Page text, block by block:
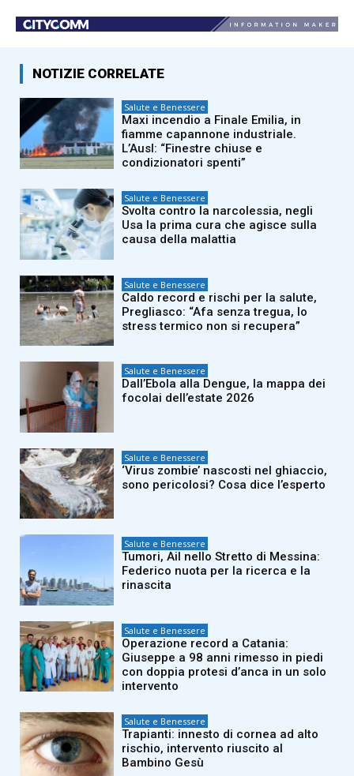
NOTIZIE CORRELATE
Salute e Benessere
Maxi incendio a Finale Emilia, in
fiamme capannone industriale.
L’Ausl: “Finestre chiuse e
condizionatori spenti”
Salute e Benessere
Svolta contro la narcolessia, negli
Usa la prima cura che agisce sulla
causa della malattia
Salute e Benessere
Caldo record e rischi per la salute,
Pregliasco: “Afa senza tregua, lo
stress termico non si recupera”
Salute e Benessere
Dall’Ebola alla Dengue, la mappa dei
focolai dell’estate 2026
Salute e Benessere
‘Virus zombie’ nascosti nel ghiaccio,
sono pericolosi? Cosa dice l’esperto
Salute e Benessere
Tumori, Ail nello Stretto di Messina:
Federico nuota per la ricerca e la
rinascita
Salute e Benessere
Operazione record a Catania:
Giuseppe a 98 anni rimesso in piedi
con doppia protesi d’anca in un solo
intervento
Salute e Benessere
Trapianti: innesto di cornea ad alto
rischio, intervento riuscito al
Bambino Gesù